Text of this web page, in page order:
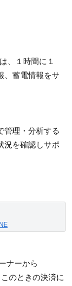
、１時間に１
、蓄電情報をサ
管理・分析する
況を確認しサポ
ナーから
のときの決済に